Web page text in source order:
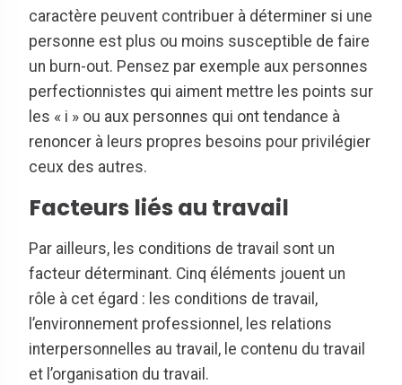
caractère peuvent contribuer à déterminer si une
personne est plus ou moins susceptible de faire
un burn-out. Pensez par exemple aux personnes
perfectionnistes qui aiment mettre les points sur
les « i » ou aux personnes qui ont tendance à
renoncer à leurs propres besoins pour privilégier
ceux des autres.
Facteurs liés au travail
Par ailleurs, les conditions de travail sont un
facteur déterminant. Cinq éléments jouent un
rôle à cet égard : les conditions de travail,
l’environnement professionnel, les relations
interpersonnelles au travail, le contenu du travail
et l’organisation du travail.